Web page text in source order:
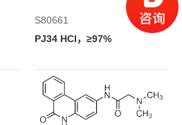
S80661
PJ34 HCl，≥97%